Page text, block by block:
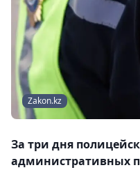
Zakon.kz
За три дня
административных